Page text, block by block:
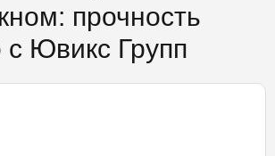
прочность
с Ювикс Групп